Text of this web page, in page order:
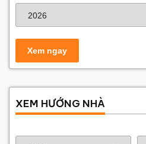
XEM HƯỚNG NHÀ